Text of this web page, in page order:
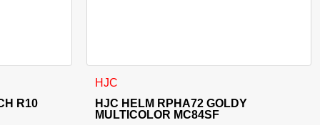
gewählt werden
R10
HJC
HJC HELM RPHA72 GOLDY
MULTICOLOR MC84SF
Dieses Produkt weist mehrere Varianten